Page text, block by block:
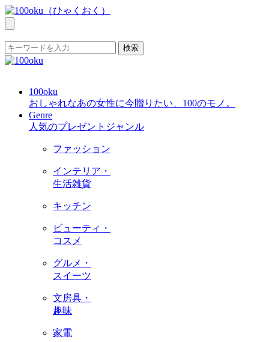
検索
100oku
おしゃれなあの女性に今贈りたい、100のモノ。
Genre
人気のプレゼントジャンル
ファッション
インテリア・
生活雑貨
キッチン
ビューティ・
コスメ
グルメ・
スイーツ
文房具・
趣味
家電